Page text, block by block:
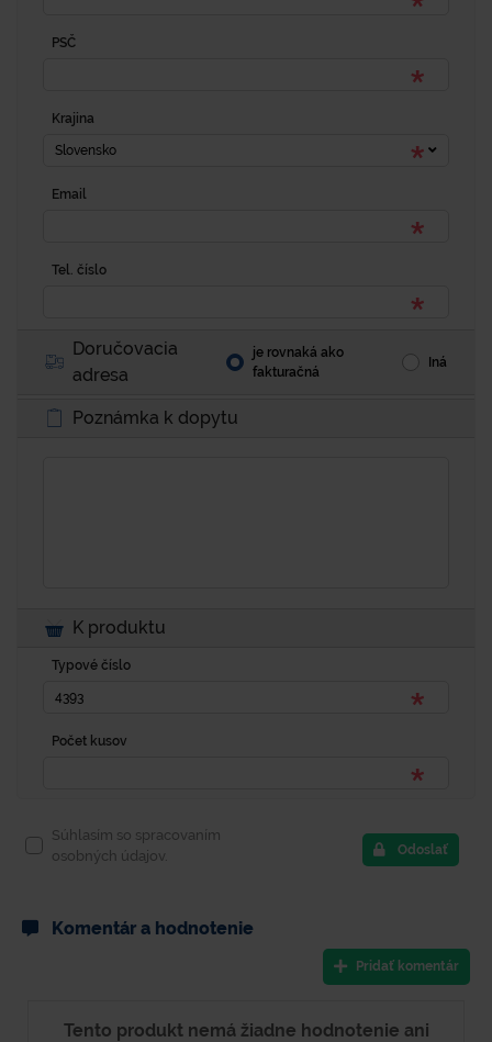
PSČ
Krajina
Slovensko
Email
Tel. číslo
Doručovacia
adresa
je rovnaká ako
fakturačná
Iná
Poznámka k dopytu
K produktu
Typové číslo
Počet kusov
Súhlasím so spracovaním
osobných údajov.
Odoslať
Komentár a hodnotenie
Pridať komentár
Tento produkt nemá žiadne hodnotenie ani